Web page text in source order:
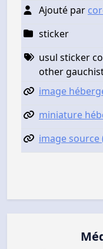
Ajouté par
sticker
usul sticker
other
image
miniature
image source